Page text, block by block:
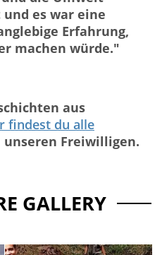
es war eine
Erfahrung,
machen würde."
aus
findest du alle
unseren Freiwilligen.
GALLERY